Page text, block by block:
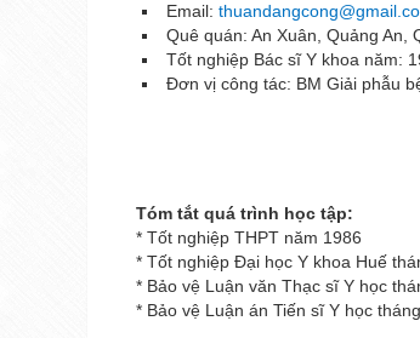
Email:
Quê quán: An Xuân, Quảng An,
Tốt nghiệp Bác sĩ Y khoa năm:
Đơn vị công tác: BM Giải phẫu
Tóm tắt quá trình học tập:
* Tốt nghiệp THPT năm 1986
* Tốt nghiệp Đại học Y khoa Huế
* Bảo vệ Luận văn Thạc sĩ Y học
* Bảo vệ Luận án Tiến sĩ Y học